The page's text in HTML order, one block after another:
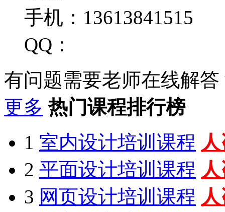
手机：13613841515
QQ：
有问题需要老师在线解答
更多 热门课程排行榜
1 室内设计培训课程
2 平面设计培训课程
3 网页设计培训课程